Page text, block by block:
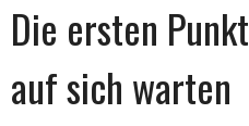
Die ersten
auf sich warten